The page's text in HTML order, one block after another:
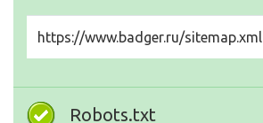
https://www.badger.ru/sitemap.xml
Robots.txt